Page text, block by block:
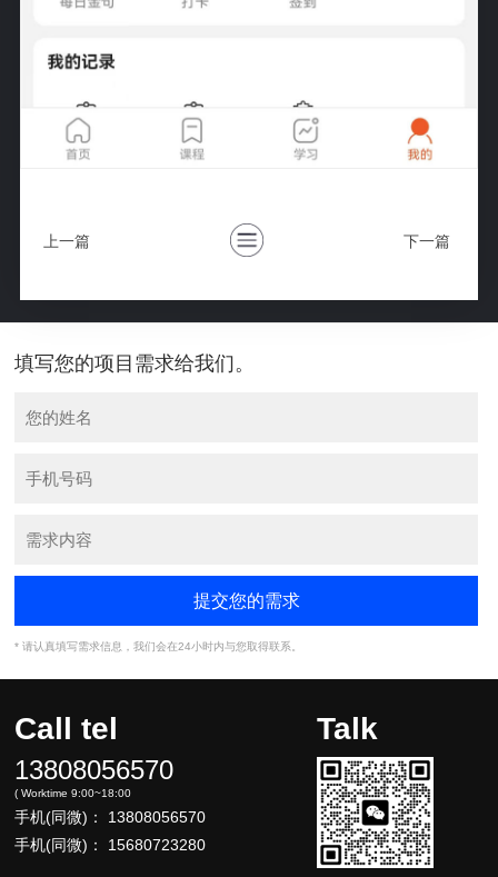
上一篇 下一篇
填写您的项目需求给我们。
* 请认真填写需求信息，我们会在24小时内与您取得联系。
Call tel
13808056570
( Worktime 9:00~18:00
手机(同微)： 13808056570
手机(同微)： 15680723280
Talk